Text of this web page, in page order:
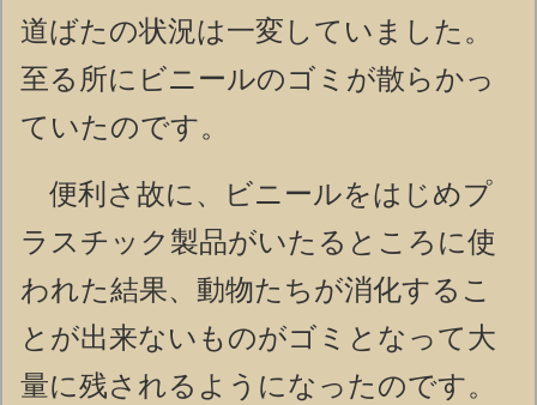
道ばたの状況は一変していました。
至る所にビニールのゴミが散らかっ
ていたのです。
便利さ故に、ビニールをはじめプ
ラスチック製品がいたるところに使
われた結果、動物たちが消化するこ
とが出来ないものがゴミとなって大
量に残されるようになったのです。